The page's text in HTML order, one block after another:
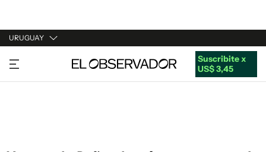
URUGUAY
URUGUAY
ARGENTINA
Suscribite x
US$ 3,45